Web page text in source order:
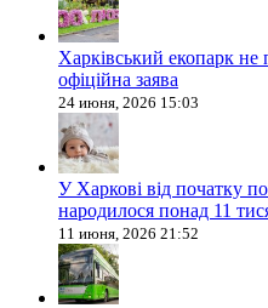
Харківський екопарк не
офіційна заява
24 июня, 2026 15:03
У Харкові від початку
народилося понад 11
11 июня, 2026 21:52